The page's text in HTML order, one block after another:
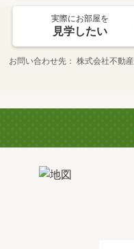
実際にお部屋を
見学したい
お問い合わせ先
株式会社不動